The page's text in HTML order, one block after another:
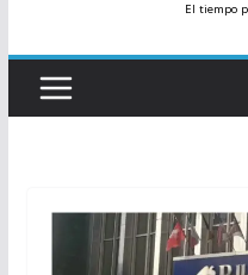
El tiempo